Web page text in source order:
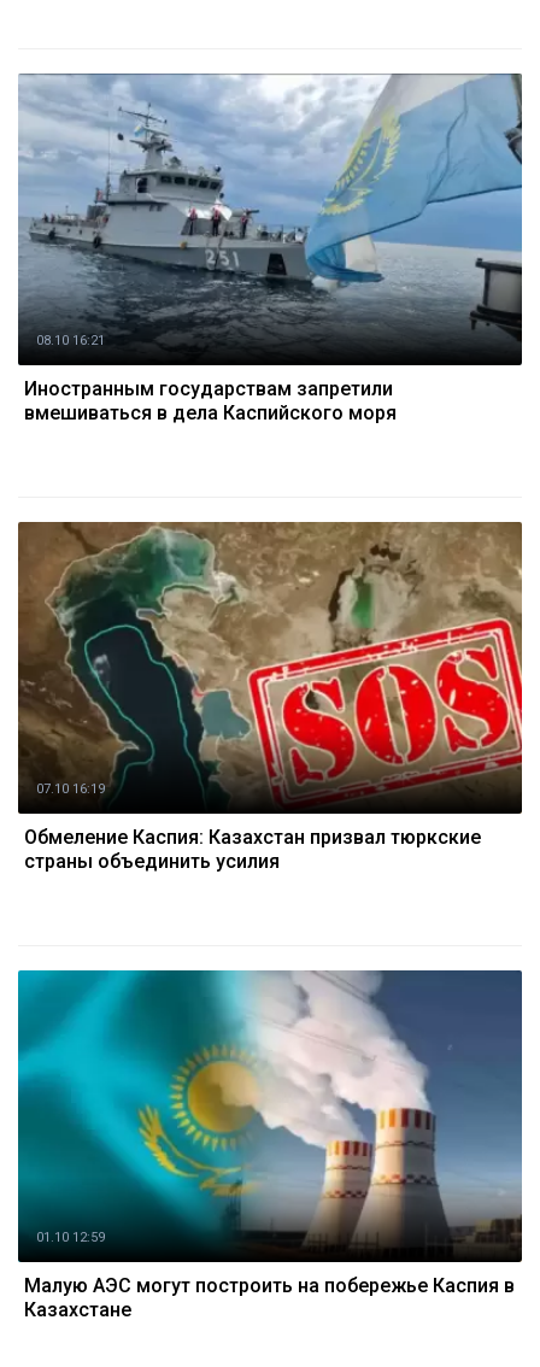
08.10 16:21
Иностранным государствам запретили
вмешиваться в дела Каспийского моря
07.10 16:19
Обмеление Каспия: Казахстан призвал тюркские
страны объединить усилия
01.10 12:59
Малую АЭС могут построить на побережье Каспия в
Казахстане